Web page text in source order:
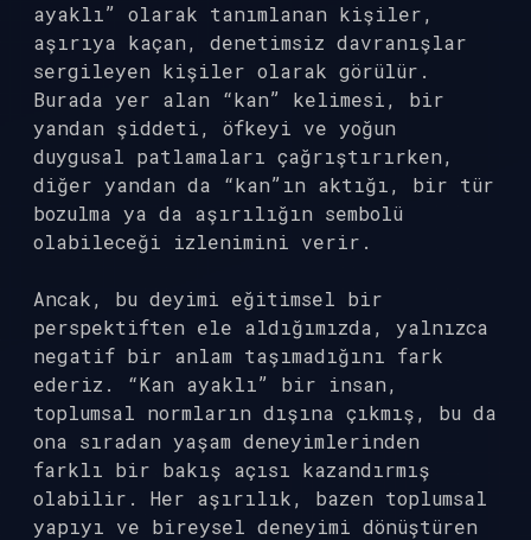
ayaklı” olarak tanımlanan kişiler,
aşırıya kaçan, denetimsiz davranışlar
sergileyen kişiler olarak görülür.
Burada yer alan “kan” kelimesi, bir
yandan şiddeti, öfkeyi ve yoğun
duygusal patlamaları çağrıştırırken,
diğer yandan da “kan”ın aktığı, bir tür
bozulma ya da aşırılığın sembolü
olabileceği izlenimini verir.
Ancak, bu deyimi eğitimsel bir
perspektiften ele aldığımızda, yalnızca
negatif bir anlam taşımadığını fark
ederiz. “Kan ayaklı” bir insan,
toplumsal normların dışına çıkmış, bu da
ona sıradan yaşam deneyimlerinden
farklı bir bakış açısı kazandırmış
olabilir. Her aşırılık, bazen toplumsal
yapıyı ve bireysel deneyimi dönüştüren